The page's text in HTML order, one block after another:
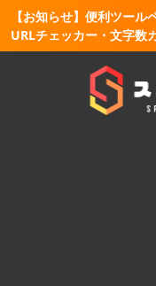
【お知らせ】便利ツー
URLチェッカー・文字数